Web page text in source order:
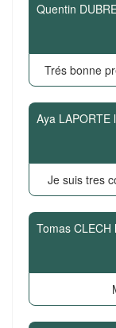
Quentin
Trés bonne
Aya LAPORTE
Je suis tres
Tomas CLECH